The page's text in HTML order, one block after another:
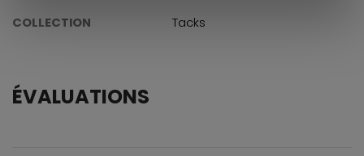
COLLECTION
Tacks
ÉVALUATIONS